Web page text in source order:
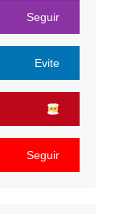
Seguir
Evite
Seguir